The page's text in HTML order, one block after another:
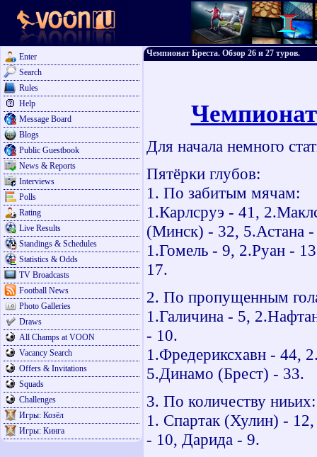
Enter
Search
Rules
Help
Message Board
Blogs
Public Guestbook
News & Reports
Interviews
Polls
Rating
Live Results
Standings & Schedules
Statistics & Odds
TV Broadcasts
Football News
Photo Galleries
Draws
All Champs at VOON
Vacancy Search
Offers & Invitations
Squads
Challenges
Игры: Козёл
Игры: Кинга
Чемпионат Бреста. Обзор 26 и 27 туров.
Для начала немного
Пятёрки глубов:
1. По забитым мячам:
1.Карлсруэ - 41,
(Минск) - 32, 5.Астана
1.Гомель - 9, 2.Руан -
17.
2. По пропущенным
1.Галичина - 5,
- 10.
1.Фредериксхавн - 44,
5.Динамо (Брест) - 33.
3. По количеству ниьих:
1. Спартак (Хулин) -
- 10, Дарида - 9.